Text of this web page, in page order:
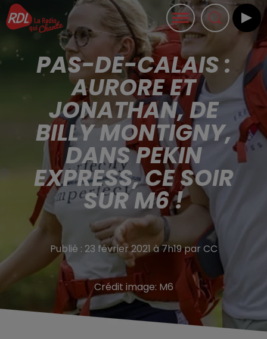
PAS-DE-CALAIS :
AURORE ET
JONATHAN, DE
BILLY MONTIGNY,
DANS PEKIN
EXPRESS, CE SOIR
SUR M6 !
Publié : 23 février 2021 à 7h19 par CC
Crédit image: M6